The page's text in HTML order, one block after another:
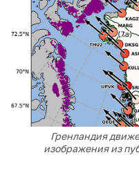
Гренландия
изображения из